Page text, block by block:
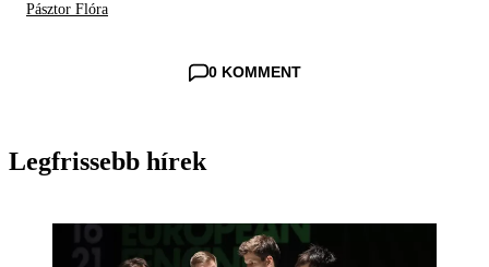
Pásztor Flóra
0 KOMMENT
Legfrissebb hírek